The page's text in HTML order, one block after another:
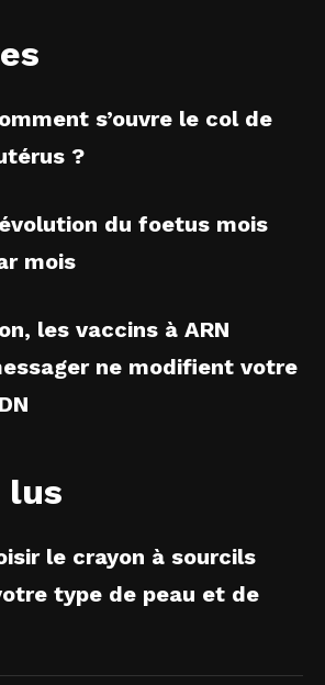
s’ouvre le col de
?
du foetus mois
mois
les vaccins à ARN
ne modifient votre
lus
le crayon à sourcils
type de peau et de